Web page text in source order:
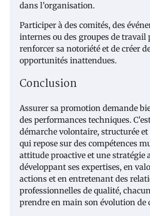
dans l’organisation.
Participer à des comités, des
internes ou des groupes de travail
renforcer sa notoriété et de créer
opportunités inattendues.
Conclusion
Assurer sa promotion demande
des performances techniques.
démarche volontaire, structurée
qui repose sur des compétences
attitude proactive et une stratégie
développant ses expertises, en
actions et en entretenant des
professionnelles de qualité,
prendre en main son évolution de